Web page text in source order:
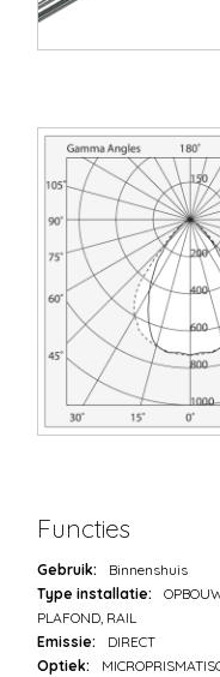
Functies
Gebruik:
Binnenshuis
Type installatie:
PLAFOND, RAIL
Emissie:
DIRECT
Optiek: